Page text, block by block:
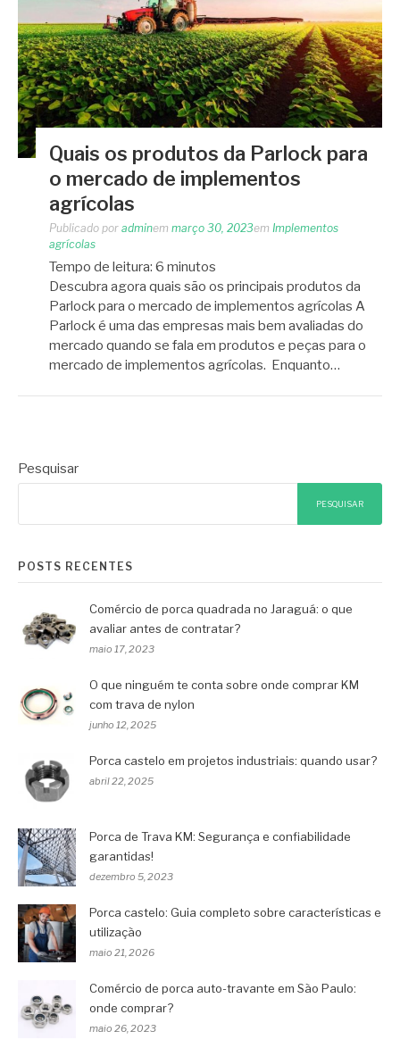
Quais os produtos da Parlock para
o mercado de implementos
agrícolas
Publicado por adminem março 30, 2023em Implementos
agrícolas
Tempo de leitura: 6 minutos
Descubra agora quais são os principais produtos da
Parlock para o mercado de implementos agrícolas A
Parlock é uma das empresas mais bem avaliadas do
mercado quando se fala em produtos e peças para o
mercado de implementos agrícolas. Enquanto…
Pesquisar
PESQUISAR
POSTS RECENTES
Comércio de porca quadrada no Jaraguá: o que
avaliar antes de contratar?
maio 17, 2023
O que ninguém te conta sobre onde comprar KM
com trava de nylon
junho 12, 2025
Porca castelo em projetos industriais: quando usar?
abril 22, 2025
Porca de Trava KM: Segurança e confiabilidade
garantidas!
dezembro 5, 2023
Porca castelo: Guia completo sobre características e
utilização
maio 21, 2026
Comércio de porca auto-travante em São Paulo:
onde comprar?
maio 26, 2023